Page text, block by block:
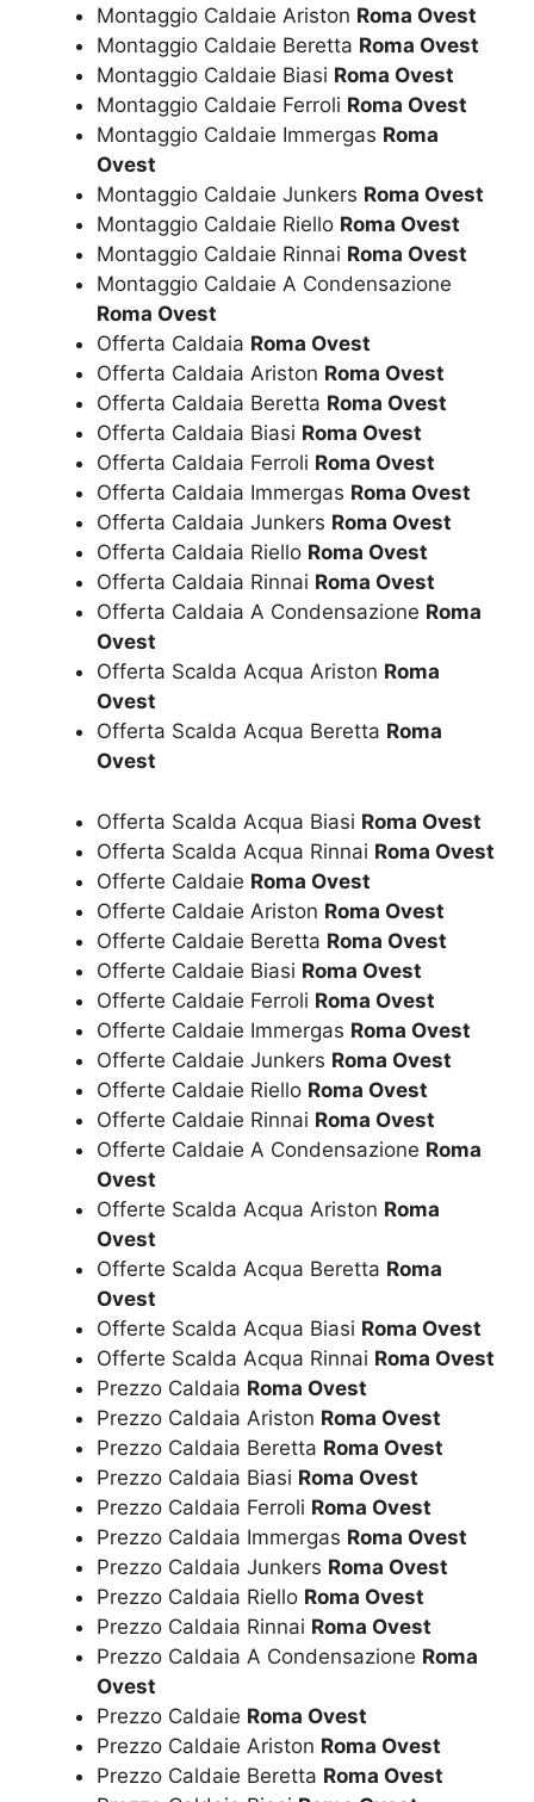
Montaggio Caldaie Ariston Roma Ovest
Montaggio Caldaie Beretta Roma Ovest
Montaggio Caldaie Biasi Roma Ovest
Montaggio Caldaie Ferroli Roma Ovest
Montaggio Caldaie Immergas Roma
Ovest
Montaggio Caldaie Junkers Roma Ovest
Montaggio Caldaie Riello Roma Ovest
Montaggio Caldaie Rinnai Roma Ovest
Montaggio Caldaie A Condensazione
Roma Ovest
Offerta Caldaia Roma Ovest
Offerta Caldaia Ariston Roma Ovest
Offerta Caldaia Beretta Roma Ovest
Offerta Caldaia Biasi Roma Ovest
Offerta Caldaia Ferroli Roma Ovest
Offerta Caldaia Immergas Roma Ovest
Offerta Caldaia Junkers Roma Ovest
Offerta Caldaia Riello Roma Ovest
Offerta Caldaia Rinnai Roma Ovest
Offerta Caldaia A Condensazione Roma
Ovest
Offerta Scalda Acqua Ariston Roma
Ovest
Offerta Scalda Acqua Beretta Roma
Ovest
Offerta Scalda Acqua Biasi Roma Ovest
Offerta Scalda Acqua Rinnai Roma Ovest
Offerte Caldaie Roma Ovest
Offerte Caldaie Ariston Roma Ovest
Offerte Caldaie Beretta Roma Ovest
Offerte Caldaie Biasi Roma Ovest
Offerte Caldaie Ferroli Roma Ovest
Offerte Caldaie Immergas Roma Ovest
Offerte Caldaie Junkers Roma Ovest
Offerte Caldaie Riello Roma Ovest
Offerte Caldaie Rinnai Roma Ovest
Offerte Caldaie A Condensazione Roma
Ovest
Offerte Scalda Acqua Ariston Roma
Ovest
Offerte Scalda Acqua Beretta Roma
Ovest
Offerte Scalda Acqua Biasi Roma Ovest
Offerte Scalda Acqua Rinnai Roma Ovest
Prezzo Caldaia Roma Ovest
Prezzo Caldaia Ariston Roma Ovest
Prezzo Caldaia Beretta Roma Ovest
Prezzo Caldaia Biasi Roma Ovest
Prezzo Caldaia Ferroli Roma Ovest
Prezzo Caldaia Immergas Roma Ovest
Prezzo Caldaia Junkers Roma Ovest
Prezzo Caldaia Riello Roma Ovest
Prezzo Caldaia Rinnai Roma Ovest
Prezzo Caldaia A Condensazione Roma
Ovest
Prezzo Caldaie Roma Ovest
Prezzo Caldaie Ariston Roma Ovest
Prezzo Caldaie Beretta Roma Ovest